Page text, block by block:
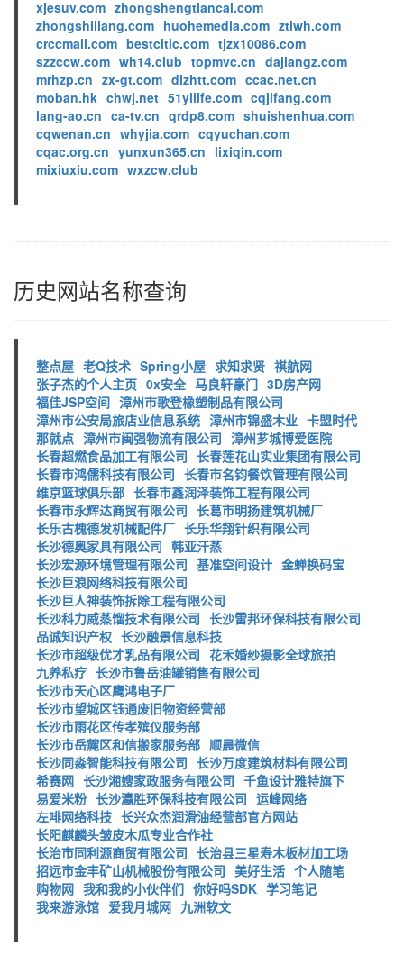
xjesuv.com zhongshengtiancai.com
zhongshiliang.com huohemedia.com ztlwh.com
crccmall.com bestcitic.com tjzx10086.com
szzccw.com wh14.club topmvc.cn dajiangz.com
mrhzp.cn zx-gt.com dlzhtt.com ccac.net.cn
moban.hk chwj.net 51yilife.com cqjifang.com
lang-ao.cn ca-tv.cn qrdp8.com shuishenhua.com
cqwenan.cn whyjia.com cqyuchan.com
cqac.org.cn yunxun365.cn lixiqin.com
mixiuxiu.com wxzcw.club
历史网站名称查询
整点屋 老Q技术 Spring小屋 求知求贤 祺航网
张子杰的个人主页 0x安全 马良轩豪门 3D房产网
福佳JSP空间 漳州市歌登橡塑制品有限公司
漳州市公安局旅店业信息系统 漳州市锦盛木业 卡盟时代
那就点 漳州市闽强物流有限公司 漳州芗城博爱医院
长春超燃食品加工有限公司 长春莲花山实业集团有限公司
长春市鸿儒科技有限公司 长春市名钧餐饮管理有限公司
维京篮球俱乐部 长春市鑫润泽装饰工程有限公司
长春市永辉达商贸有限公司 长葛市明扬建筑机械厂
长乐古槐德发机械配件厂 长乐华翔针织有限公司
长沙德奥家具有限公司 韩亚汗蒸
长沙宏源环境管理有限公司 基准空间设计 金蝉换码宝
长沙巨浪网络科技有限公司
长沙巨人神装饰拆除工程有限公司
长沙科力威蒸馏技术有限公司 长沙雷邦环保科技有限公司
品诚知识产权 长沙融景信息科技
长沙市超级优才乳品有限公司 花禾婚纱摄影全球旅拍
九养私疗 长沙市鲁岳油罐销售有限公司
长沙市天心区鹰鸿电子厂
长沙市望城区钰通废旧物资经营部
长沙市雨花区传孝殡仪服务部
长沙市岳麓区和信搬家服务部 顺晨微信
长沙同淼智能科技有限公司 长沙万度建筑材料有限公司
希赛网 长沙湘嫂家政服务有限公司 千鱼设计雅特旗下
易爱米粉 长沙瀛胜环保科技有限公司 运峰网络
左啡网络科技 长兴众杰润滑油经营部官方网站
长阳麒麟头皱皮木瓜专业合作社
长治市同利源商贸有限公司 长治县三星寿木板材加工场
招远市金丰矿山机械股份有限公司 美好生活 个人随笔
购物网 我和我的小伙伴们 你好吗SDK 学习笔记
我来游泳馆 爱我月城网 九洲软文